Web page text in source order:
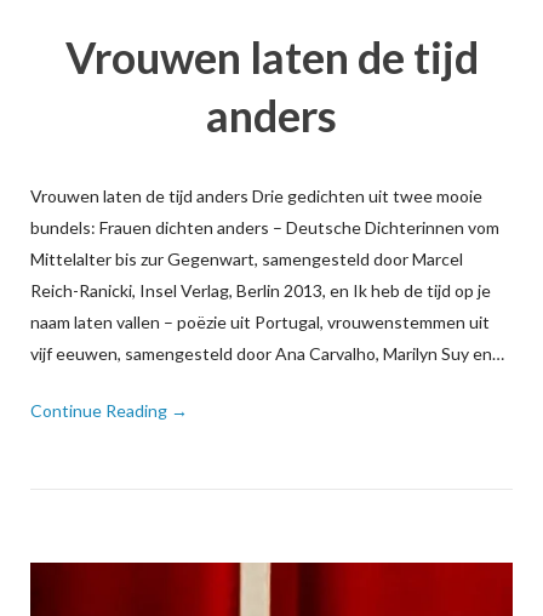
Vrouwen laten de tijd
anders
Vrouwen laten de tijd anders Drie gedichten uit twee mooie
bundels: Frauen dichten anders – Deutsche Dichterinnen vom
Mittelalter bis zur Gegenwart, samengesteld door Marcel
Reich-Ranicki, Insel Verlag, Berlin 2013, en Ik heb de tijd op je
naam laten vallen – poëzie uit Portugal, vrouwenstemmen uit
vijf eeuwen, samengesteld door Ana Carvalho, Marilyn Suy en…
Continue Reading →